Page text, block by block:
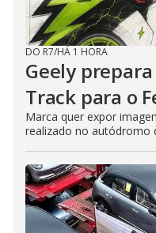
DO R7/HÁ 1 HORA
Geely prepara
Track para o
Marca quer expor
realizado no autódromo